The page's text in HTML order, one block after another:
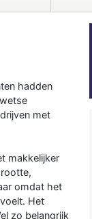
hadden
met
makkelijker
omdat het
Het
zo belangrijk